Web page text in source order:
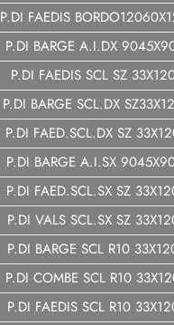
P.DI FAEDIS
P.DI BARGE A.I.DX
P.DI FAEDIS SCL SZ
P.DI BARGE SCL.DX
P.DI FAED.SCL.DX SZ
P.DI BARGE A.I.SX
P.DI FAED.SCL.SX SZ
P.DI VALS SCL.SX SZ
P.DI BARGE SCL R10
P.DI COMBE SCL R10
P.DI FAEDIS SCL R10